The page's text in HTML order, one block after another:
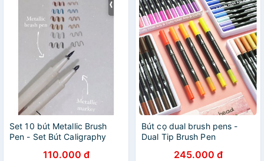
Set 10 bút Metallic Brush
Pen - Set Bút Caligraphy
110.000 đ
Bút cọ dual brush pens -
Dual Tip Brush Pen
245.000 đ